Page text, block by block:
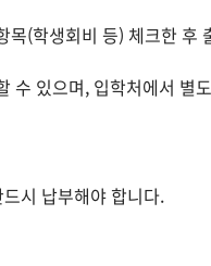
(학생회비 등) 체크한 후
있으며, 입학처에서 별
시 납부해야 합니다.